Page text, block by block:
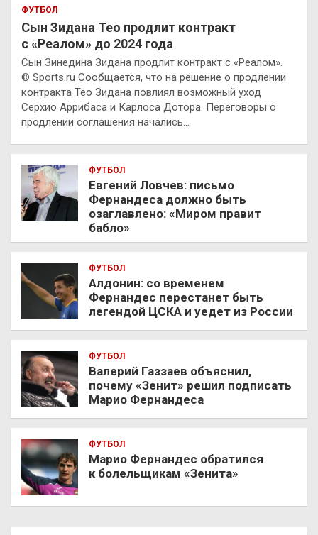
ФУТБОЛ
Сын Зидана Тео продлит контракт
с «Реалом» до 2024 года
Сын Зинедина Зидана продлит контракт с «Реалом».
© Sports.ru Сообщается, что на решение о продлении
контракта Тео Зидана повлиял возможный уход
Серхио Аррибаса и Карлоса Дотора. Переговоры о
продлении соглашения начались…
ФУТБОЛ
Евгений Ловчев: письмо
Фернандеса должно быть
озаглавлено: «Миром правит
бабло»
ФУТБОЛ
Алдонин: со временем
Фернандес перестанет быть
легендой ЦСКА и уедет из России
ФУТБОЛ
Валерий Газзаев объяснил,
почему «Зенит» решил подписать
Марио Фернандеса
ФУТБОЛ
Марио Фернандес обратился
к болельщикам «Зенита»